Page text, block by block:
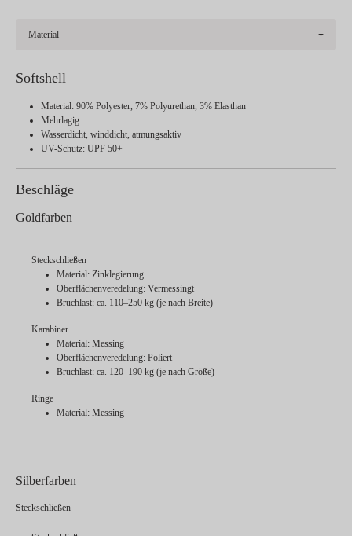
Material
Softshell
Material: 90% Polyester, 7% Polyurethan, 3% Elasthan
Mehrlagig
Wasserdicht, winddicht, atmungsaktiv
UV-Schutz: UPF 50+
Beschläge
Goldfarben
Steckschließen
Material: Zinklegierung
Oberflächenveredelung: Vermessingt
Bruchlast: ca. 110–250 kg (je nach Breite)
Karabiner
Material: Messing
Oberflächenveredelung: Poliert
Bruchlast: ca. 120–190 kg (je nach Größe)
Ringe
Material: Messing
Silberfarben
Steckschließen